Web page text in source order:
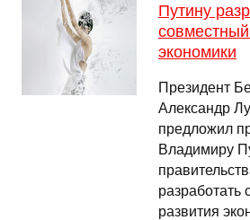
Путину
экономики
Президент
Александр
предложил
Владимиру
разработать
развития